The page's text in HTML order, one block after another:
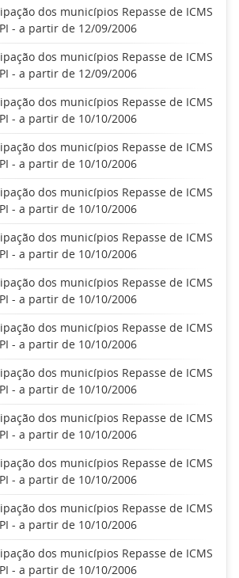
dos municípios Repasse de ICMS
- a partir de 12/09/2006
dos municípios Repasse de ICMS
- a partir de 12/09/2006
dos municípios Repasse de ICMS
- a partir de 10/10/2006
dos municípios Repasse de ICMS
- a partir de 10/10/2006
dos municípios Repasse de ICMS
- a partir de 10/10/2006
dos municípios Repasse de ICMS
- a partir de 10/10/2006
dos municípios Repasse de ICMS
- a partir de 10/10/2006
dos municípios Repasse de ICMS
- a partir de 10/10/2006
dos municípios Repasse de ICMS
- a partir de 10/10/2006
dos municípios Repasse de ICMS
- a partir de 10/10/2006
dos municípios Repasse de ICMS
- a partir de 10/10/2006
dos municípios Repasse de ICMS
- a partir de 10/10/2006
dos municípios Repasse de ICMS
- a partir de 10/10/2006